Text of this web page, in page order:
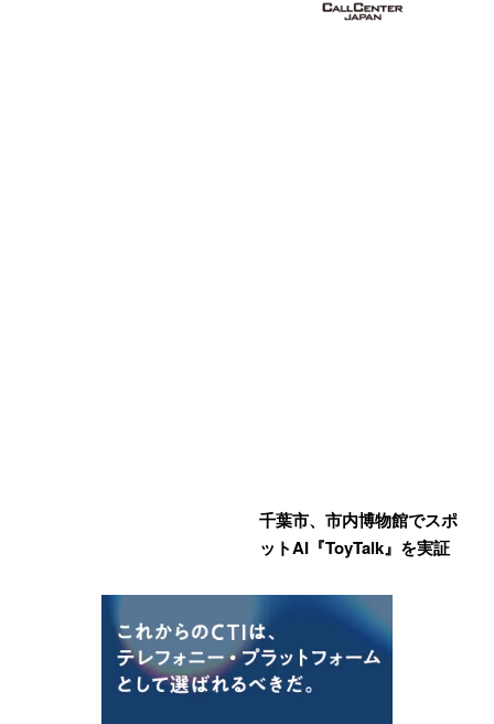
千葉市、市内博物館でスポ
ットAI『ToyTalk』を実証